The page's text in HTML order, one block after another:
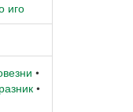
иго
•
•